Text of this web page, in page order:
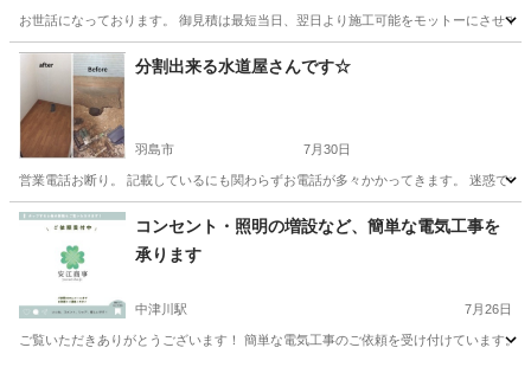
お世話になっております。 御見積は最短当日、翌日より施工可能をモットーにさせ
岐阜 岐阜市 その他 無料
分割出来る水道屋さんです☆
羽島市 7月30日
営業電話お断り。 記載しているにも関わらずお電話が多々かかってきます。 迷惑で
岐阜 羽島市 水道工事
コンセント・照明の増設など、簡単な電気工事を
承ります
中津川駅 7月26日
ご覧いただきありがとうございます！ 簡単な電気工事のご依頼を受け付けています